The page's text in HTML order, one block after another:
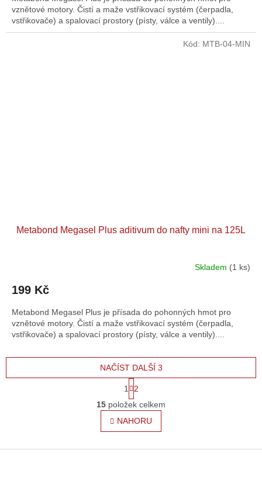
vznětové motory. Čistí a maže vstřikovací systém (čerpadla,
vstřikovače) a spalovací prostory (písty, válce a ventily)....
Metabond Megasel Plus aditivum do nafty mini na 125L
Skladem (1 ks)
199 Kč
Metabond Megasel Plus je přísada do pohonných hmot pro
vznětové motory. Čistí a maže vstřikovací systém (čerpadla,
vstřikovače) a spalovací prostory (písty, válce a ventily)....
Kód: MTB-04-MIN
O
v
l
á
NAČÍST DALŠÍ 3
t
r
á
n
k
v
1
2
15 položek celkem
NAHORU